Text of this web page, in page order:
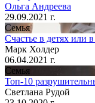
Ольга Андреева
29.09.2021 г.
Семья
Счастье в детях или
Марк Холдер
06.04.2021 г.
Семья
Топ-10
Светлана Рудой